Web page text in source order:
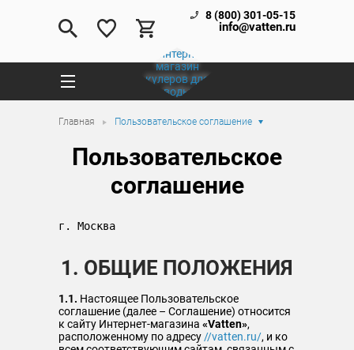
8 (800) 301-05-15
info@vatten.ru
Главная Пользовательское соглашение
Пользовательское
соглашение
г. Москва
1. ОБЩИЕ ПОЛОЖЕНИЯ
1.1. Настоящее Пользовательское
соглашение (далее – Соглашение) относится
к сайту Интернет-магазина «Vatten»,
расположенному по адресу //vatten.ru/, и ко